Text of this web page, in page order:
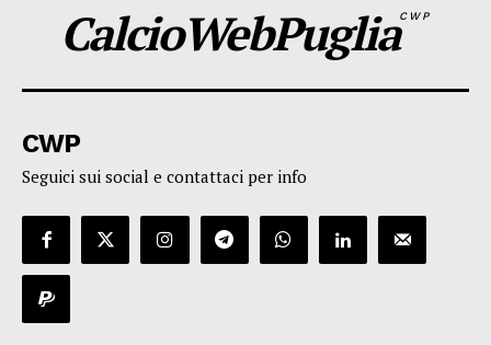
CalcioWebPugliaCWP
CWP
Seguici sui social e contattaci per info